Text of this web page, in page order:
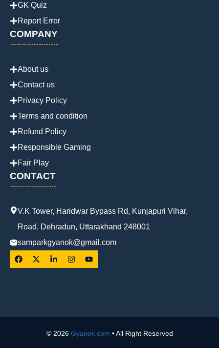
GK Quiz
Report Error
COMPANY
About us
Contact us
Privacy Policy
Terms and condition
Refund Policy
Responsible Gaming
Fair Play
CONTACT
V.K Tower, Haridwar Bypass Rd, Kunjapuri Vihar,
Road, Dehradun, Uttarakhand 248001
samparkgyanok@gmail.com
© 2026 Gyanok.com • All Right Reserved